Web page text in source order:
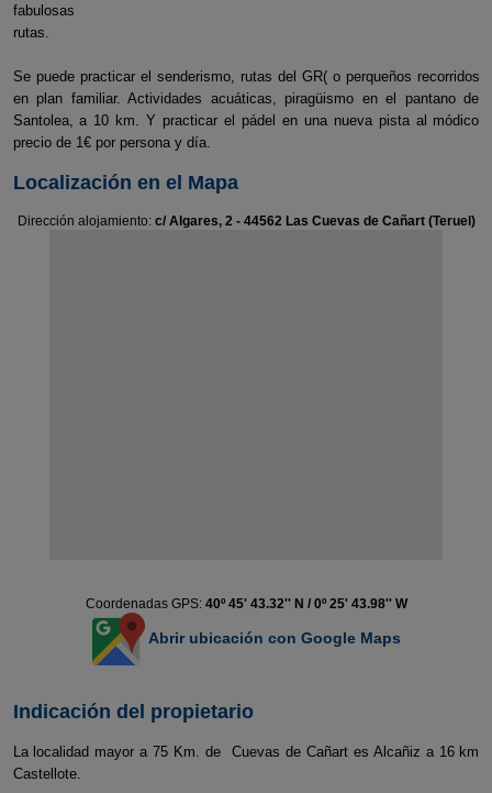
fabulosas
rutas.
Se puede practicar el senderismo, rutas del GR( o perqueños recorridos
en plan familiar. Actividades acuáticas, piragüismo en el pantano de
Santolea, a 10 km. Y practicar el pádel en una nueva pista al módico
precio de 1€ por persona y día.
Localización en el Mapa
Dirección alojamiento: c/ Algares, 2 - 44562 Las Cuevas de Cañart (Teruel)
Coordenadas GPS: 40º 45' 43.32'' N / 0º 25' 43.98'' W
Abrir ubicación con Google Maps
Indicación del propietario
La localidad mayor a 75 Km. de Cuevas de Cañart es Alcañiz a 16 km
Castellote.